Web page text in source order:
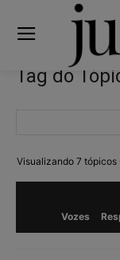
Tag do
Visualizando 7 tópicos
Vozes